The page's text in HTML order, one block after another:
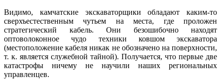
Видимо, камчатские экскаваторщики обладают каким-то
сверхъестественным чутьем на места, где проложен
стратегический кабель. Они безошибочно находят
оптоволоконное чудо техники ковшом экскаватора
(местоположение кабеля никак не обозначено на поверхности,
т. к. является служебной тайной). Получается, что первые две
катастрофы ничему не научили наших региональных
управленцев.